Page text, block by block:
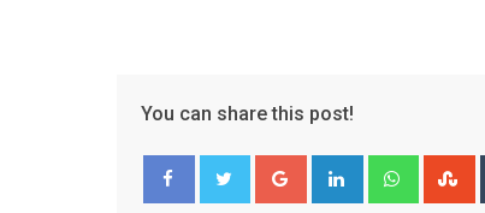
You can share this post!
Google+ LinkedIn Whatsapp